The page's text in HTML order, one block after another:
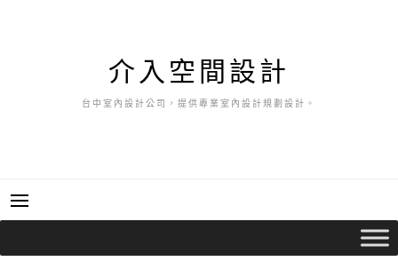
介入空間設計
台中室內設計公司，提供專業室內設計規劃設計。